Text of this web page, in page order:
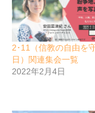
2･11（信教の自由を
日）関連集会一覧
2022年2月4日